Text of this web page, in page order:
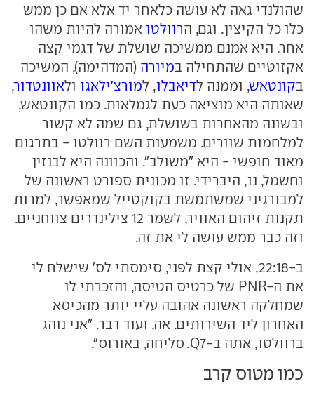
שהולנדי גאה לא עושה כלאחר יד אלא אם כן ממש
כלו כל הקיצין. וגם, הרוולטו אמורה להיות משהו
אחר. היא אמנם ממשיכה שושלת של דגמי קצה
אקזוטיים שהתחילה במיורה (המדהימה), המשיכה
בקונטאש, וממנה לדיאבלו, למורצ'ילאגו ולאוונטדור,
שאותה היא מוציאה כעת לגמלאות. כמו הקונטאש,
ובשונה מהאחרות בשושלת, גם שמה לא קשור
למלחמות שוורים. משמעות השם רוולטו - בתרגום
מאוד חופשי - היא "משולב". והכוונה היא לבנזין
וחשמל, נו, היברידי. זו מכונית ספורט ראשונה של
למבורגיני שמשתמשת בקוקטייל שמאפשר, למרות
תקנות זיהום האוויר, לשמר 12 צילינדרים צווחניים.
וזה כבר ממש עושה לי את זה.
ב-22:18, אולי קצת לפני, סימסתי לס' שישלח לי
את ה-PNR של כרטיס הטיסה, והזכרתי לו
שמחלקה ראשונה אהובה עליי יותר מהכיסא
האחרון ליד השירותים. אה, ועוד דבר. "אני נוהג
ברוולטו, אתה ב-Q7. סליחה, באורוס".
כמו מטוס קרב